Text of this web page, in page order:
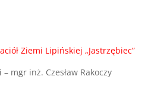
Ziemi Lipińskiej „Jastrzębiec”
mgr inż. Czesław Rakoczy